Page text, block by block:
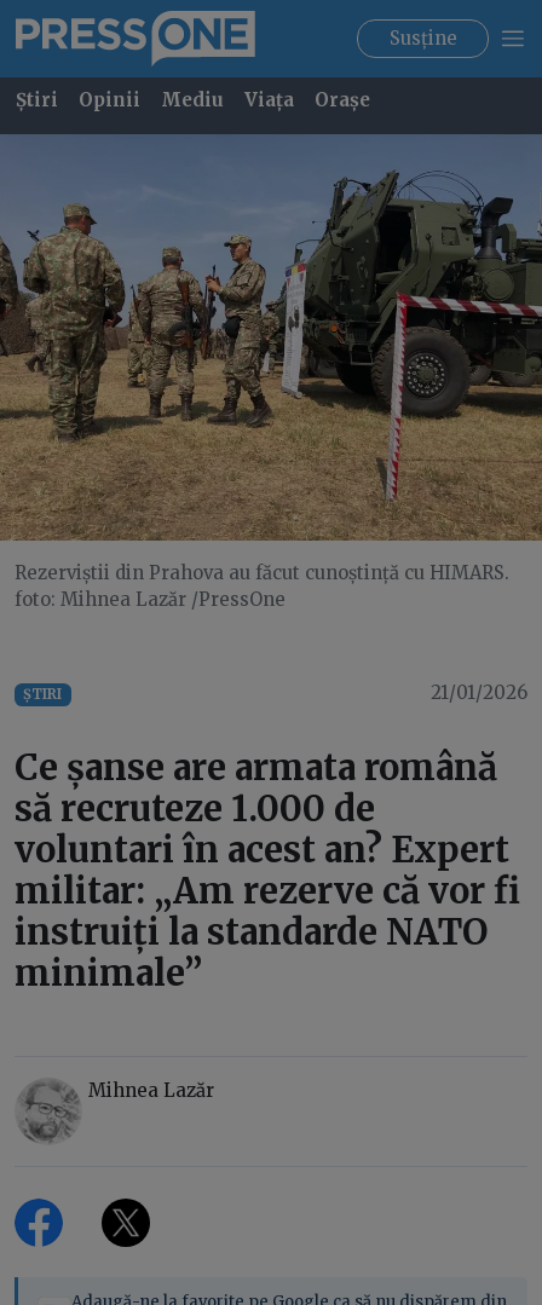
Susține
Știri Opinii Mediu Viața Orașe
Rezerviștii din Prahova au făcut cunoștință cu HIMARS.
foto: Mihnea Lazăr /PressOne
ȘTIRI 21/01/2026
Ce șanse are armata română
să recruteze 1.000 de
voluntari în acest an? Expert
militar: „Am rezerve că vor fi
instruiți la standarde NATO
minimale”
Mihnea Lazăr